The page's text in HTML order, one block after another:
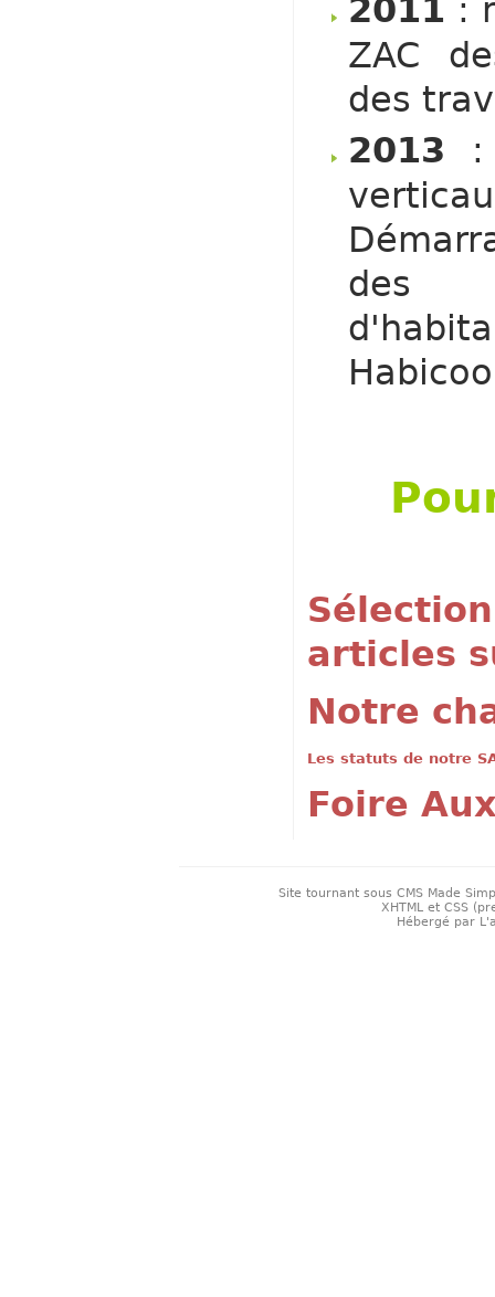
2011 :
ZAC
des
2013 :
des
articles
Notre
Les statuts de notre
Foire
Site tournant sousCMS Made
XHTML
et CSS
Hébergé par